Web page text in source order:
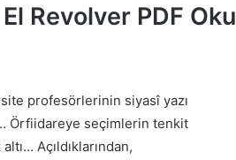
Revolver PDF Oku
profesörlerinin siyasî yazı
Örfiidareye seçimlerin tenkit
Açıldıklarından,